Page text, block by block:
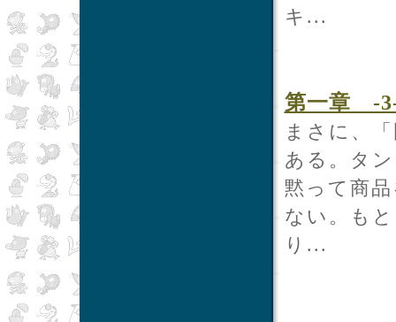
キ...
第一章 -
まさに、
ある。タ
黙って商
ない。も
り...